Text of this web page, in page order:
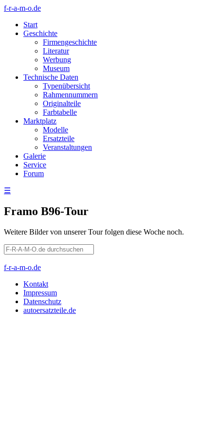
f-r-a-m-o.de
Start
Geschichte
Firmengeschichte
Literatur
Werbung
Museum
Technische Daten
Typenübersicht
Rahmennummern
Originalteile
Farbtabelle
Marktplatz
Modelle
Ersatzteile
Veranstaltungen
Galerie
Service
Forum
☰
Framo B96-Tour
Weitere Bilder von unserer Tour folgen diese Woche noch.
f-r-a-m-o.de
Kontakt
Impressum
Datenschutz
autoersatzteile.de